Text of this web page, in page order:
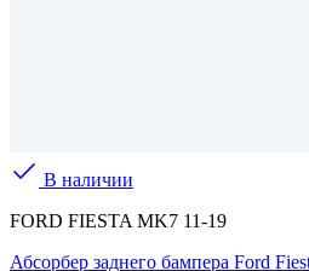
В наличии
FORD FIESTA MK7 11-19
Абсорбер заднего бампера Ford